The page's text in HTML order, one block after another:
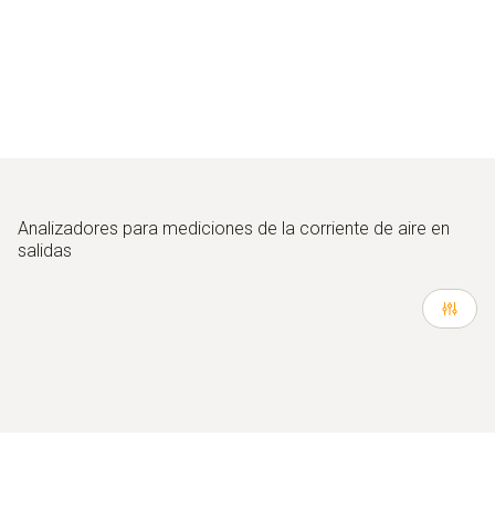
Analizadores para mediciones de la corriente de aire en
salidas